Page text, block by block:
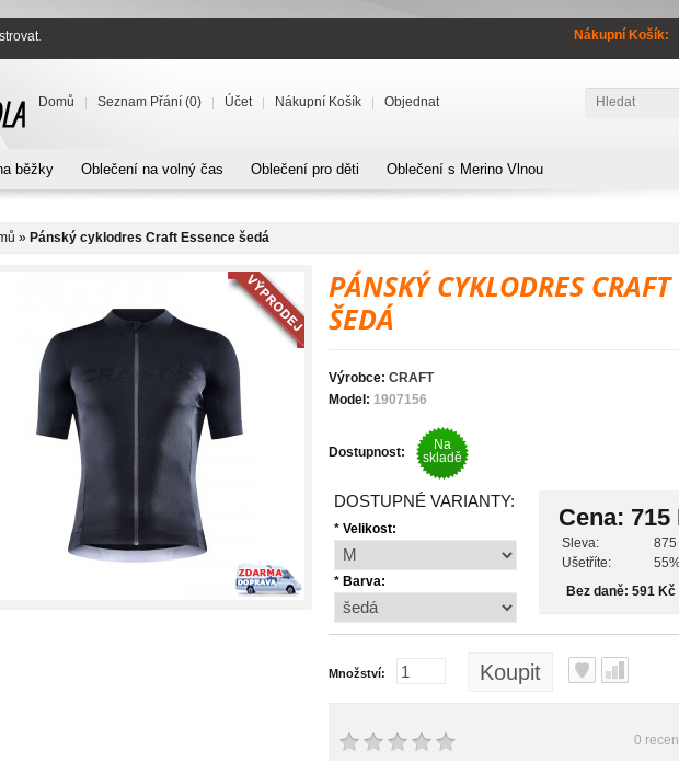
Nákupní Košík:
.
Domů Seznam Přání (0) Účet Nákupní Košík Objednat
běžky Oblečení na volný čas Oblečení pro děti Oblečení s Merino Vlnou
» Pánský cyklodres Craft Essence šedá
PÁNSKÝ CYKLODRES CRAFT
ŠEDÁ
Výrobce: CRAFT
Model: 1907156
Dostupnost:
Na
skladě
Cena: 715
Sleva:
875
Ušetříte:
Bez daně: 591 Kč
DOSTUPNÉ VARIANTY:
* Velikost:
* Barva:
Množství: Koupit
0